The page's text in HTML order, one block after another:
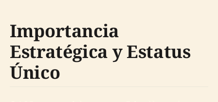
Importancia
Estratégica y Estatus
Único